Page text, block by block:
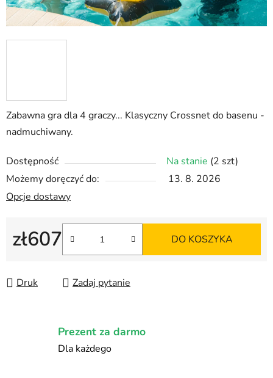
Zabawna gra dla 4 graczy... Klasyczny Crossnet do basenu -
nadmuchiwany.
Dostępność Na stanie (2 szt)
Możemy doręczyć do:
13. 8. 2026
Opcje dostawy
zł607
Cena jednostkowa:
DO KOSZYKA
Druk Zadaj pytanie
Prezent za darmo
Dla każdego